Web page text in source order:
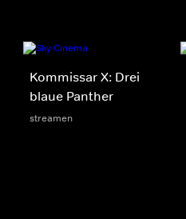
Kommissar X: Drei
blaue Panther
streamen